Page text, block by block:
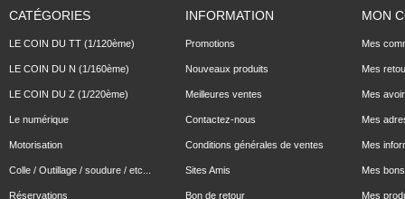
CATÉGORIES
LE COIN DU TT (1/120ème)
LE COIN DU N (1/160ème)
LE COIN DU Z (1/220ème)
Le numérique
Motorisation
Colle / Outillage / soudure / etc...
Réservations
INFORMATION
Promotions
Nouveaux produits
Meilleures ventes
Contactez-nous
Conditions générales de ventes
Sites Amis
Bon de retour
MON
Mes
Mes
Mes
Mes
Mes
Mes
Mes